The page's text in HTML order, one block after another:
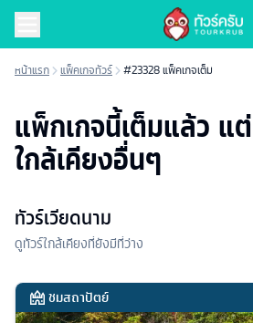
หน้าแรก แพ็คเกจทัวร์ #23328 แพ็คเกจเต็ม
แพ็กเกจนี้เต็มแล้ว แ
ใกล้เคียงอื่นๆ
ทัวร์เวียดนาม
ดูทัวร์ใกล้เคียงที่ยังมีที่ว่าง
ชมสถาปัตย์